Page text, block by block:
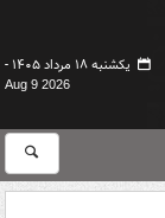
یکشنبه ۱۸ مرداد ۱۴۰۵ -
Aug 9 2026